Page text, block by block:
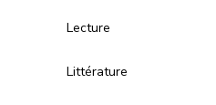
Lecture
Littérature